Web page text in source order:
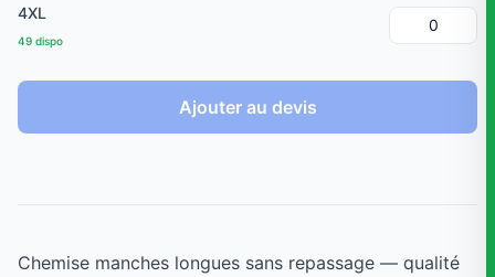
4XL
49 dispo
Ajouter au devis
Chemise manches longues sans repassage — qualité